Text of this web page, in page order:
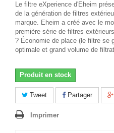
Le filtre eXperience d'Eheim
de la génération de filtres
marque. Eheim a créé avec le
première série de filtres
? Économie de place (le filtre se
optimale et grand volume de
Produit en stock
Tweet Partager
Imprimer